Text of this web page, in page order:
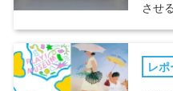
させ
レポ